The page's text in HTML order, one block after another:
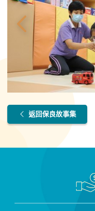
返回保良故事集